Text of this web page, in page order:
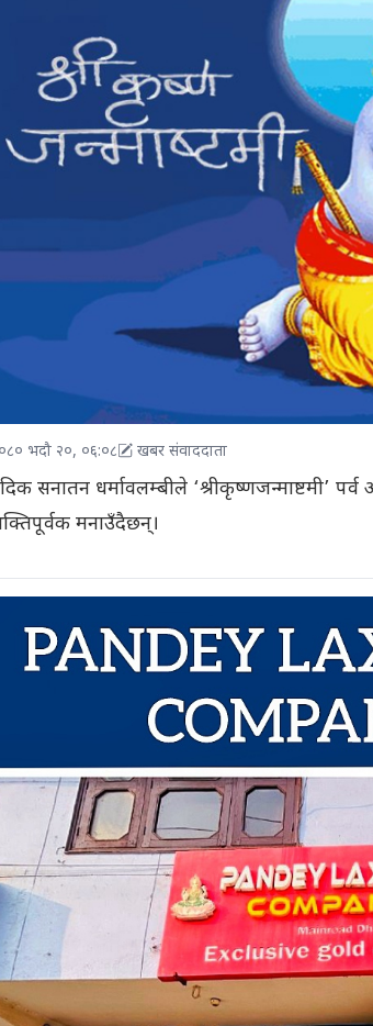
भदौ २०, ०६:०८ खबर संवाददाता
सनातन धर्मावलम्बीले ‘श्रीकृष्णजन्माष्टमी’
मनाउँदैछन्।